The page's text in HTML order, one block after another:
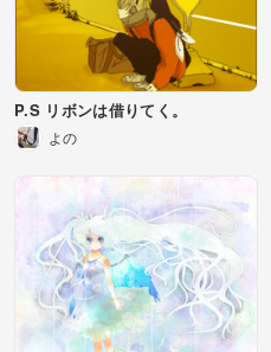
P.S リボンは借りてく。
よの